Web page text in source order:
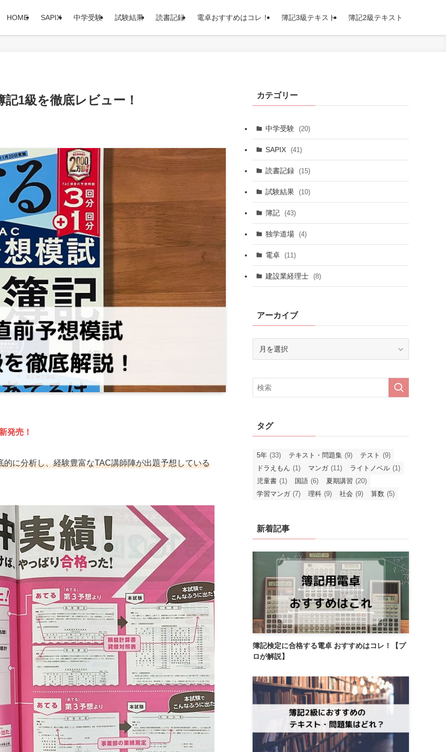
HOME SAPIX 中学受験 試験結果 読書記録 電卓おすすめはコレ！ 簿記3級テキスト 簿記2級テキスト
1級を徹底レビュー！
新発売！
的に分析し、経験豊富なTAC講師陣が出題予想している
カテゴリー
中学受験 (20)
SAPIX (41)
読書記録 (15)
試験結果 (10)
簿記 (43)
独学道場 (4)
電卓 (11)
建設業経理士 (8)
アーカイブ
イ
ブ
タグ
5年 (33) テキスト・問題集 (9) テスト (9)
ドラえもん (1) マンガ (11) ライトノベル (1)
児童書 (1) 国語 (6) 夏期講習 (20)
学習マンガ (7) 理科 (9) 社会 (9) 算数 (5)
新着記事
簿記検定に合格する電卓 おすすめはコレ！【プ
ロが解説】